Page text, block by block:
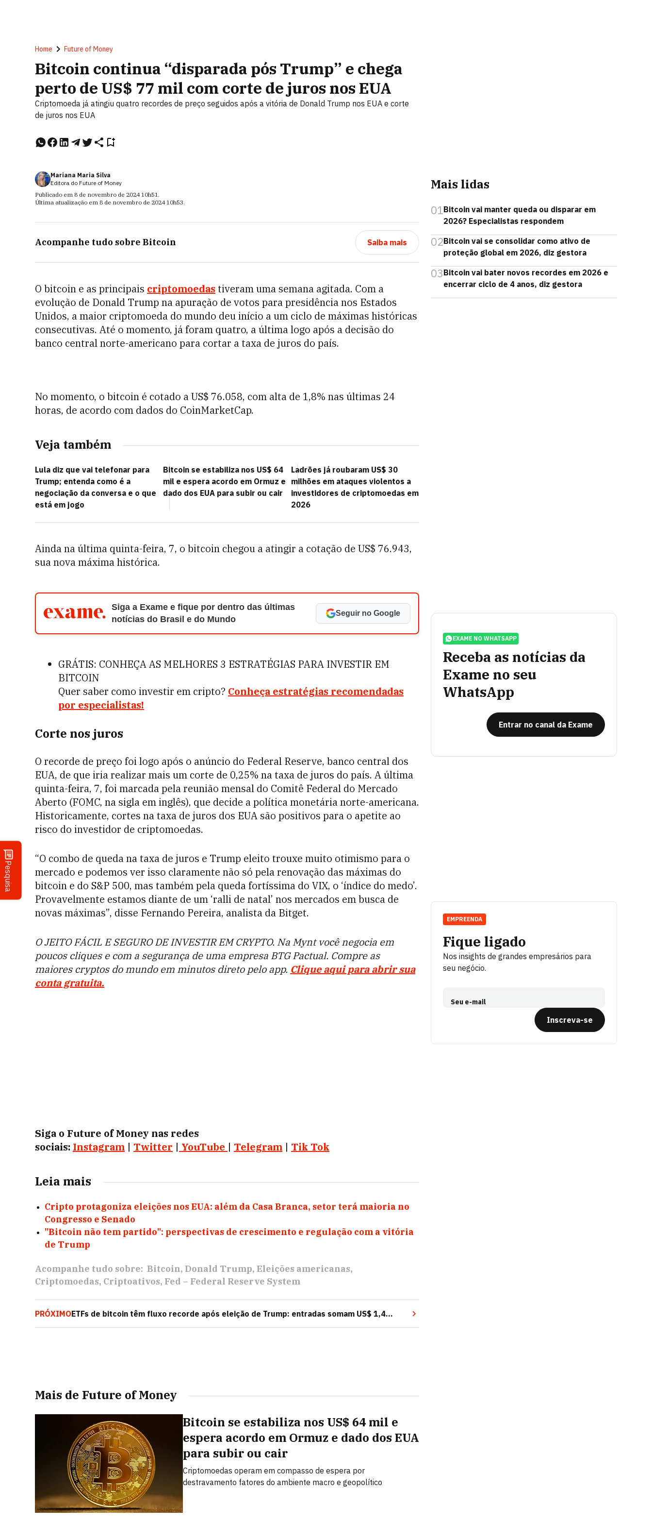
Pesquisa
Home Future of Money
Bitcoin continua “disparada pós Trump” e chega
perto de US$ 77 mil com corte de juros nos EUA
Criptomoeda já atingiu quatro recordes de preço seguidos após a vitória de Donald Trump nos EUA e corte
de juros nos EUA
Mariana Maria Silva
Editora do Future of Money
Publicado em 8 de novembro de 2024 10h51.
Última atualização em 8 de novembro de 2024 10h53.
Acompanhe tudo sobre Bitcoin Saiba mais
O bitcoin e as principais criptomoedas tiveram uma semana agitada. Com a
evolução de Donald Trump na apuração de votos para presidência nos Estados
Unidos, a maior criptomoeda do mundo deu início a um ciclo de máximas históricas
consecutivas. Até o momento, já foram quatro, a última logo após a decisão do
banco central norte-americano para cortar a taxa de juros do país.
No momento, o bitcoin é cotado a US$ 76.058, com alta de 1,8% nas últimas 24
horas, de acordo com dados do CoinMarketCap.
Veja também
Lula diz que vai telefonar para
Trump; entenda como é a
negociação da conversa e o que
está em jogo
Bitcoin se estabiliza nos US$ 64
mil e espera acordo em Ormuz e
dado dos EUA para subir ou cair
Ladrões já roubaram US$ 30
milhões em ataques violentos a
investidores de criptomoedas em
2026
Ainda na última quinta-feira, 7, o bitcoin chegou a atingir a cotação de US$ 76.943,
sua nova máxima histórica.
Siga a Exame e fique por dentro das últimas
notícias do Brasil e do Mundo
Seguir no Google
GRÁTIS: CONHEÇA AS MELHORES 3 ESTRATÉGIAS PARA INVESTIR EM
BITCOIN
Quer saber como investir em cripto? Conheça estratégias recomendadas
por especialistas!
Corte nos juros
O recorde de preço foi logo após o anúncio do Federal Reserve, banco central dos
EUA, de que iria realizar mais um corte de 0,25% na taxa de juros do país. A última
quinta-feira, 7, foi marcada pela reunião mensal do Comitê Federal do Mercado
Aberto (FOMC, na sigla em inglês), que decide a política monetária norte-americana.
Historicamente, cortes na taxa de juros dos EUA são positivos para o apetite ao
risco do investidor de criptomoedas.
“O combo de queda na taxa de juros e Trump eleito trouxe muito otimismo para o
mercado e podemos ver isso claramente não só pela renovação das máximas do
bitcoin e do S&P 500, mas também pela queda fortíssima do VIX, o ‘índice do medo’.
Provavelmente estamos diante de um ‘ralli de natal’ nos mercados em busca de
novas máximas”, disse Fernando Pereira, analista da Bitget.
O JEITO FÁCIL E SEGURO DE INVESTIR EM CRYPTO. Na Mynt você negocia em
poucos cliques e com a segurança de uma empresa BTG Pactual. Compre as
maiores cryptos do mundo em minutos direto pelo app. Clique aqui para abrir sua
conta gratuita.
Siga o Future of Money nas redes
sociais: Instagram | Twitter | YouTube | Telegram | Tik Tok
Leia mais
Cripto protagoniza eleições nos EUA: além da Casa Branca, setor terá maioria no
Congresso e Senado
"Bitcoin não tem partido": perspectivas de crescimento e regulação com a vitória
de Trump
Acompanhe tudo sobre: Bitcoin Donald Trump Eleições americanas
Criptomoedas Criptoativos Fed – Federal Reserve System
PRÓXIMOETFs de bitcoin têm fluxo recorde após eleição de Trump: entradas somam US$ 1,4
bilhão em um dia
Mais de Future of Money
Bitcoin se estabiliza nos US$ 64 mil e
espera acordo em Ormuz e dado dos EUA
para subir ou cair
Criptomoedas operam em compasso de espera por
destravamento fatores do ambiente macro e geopolítico
Mais lidas
01Bitcoin vai manter queda ou disparar em
2026? Especialistas respondem
02Bitcoin vai se consolidar como ativo de
proteção global em 2026, diz gestora
03Bitcoin vai bater novos recordes em 2026 e
encerrar ciclo de 4 anos, diz gestora
EXAME NO WHATSAPP
Receba as notícias da
Exame no seu
WhatsApp
Entrar no canal da Exame
Fique ligado
Nos insights de grandes empresários para
seu negócio.
Seu e-mail
Inscreva-se
EMPREENDA